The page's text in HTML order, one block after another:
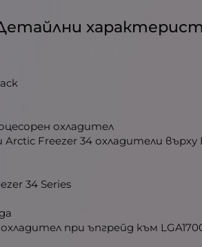
охладител
Freezer 34 охладители върху
34 Series
при ъпгрейд към